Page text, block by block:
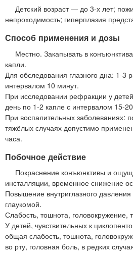
Детский возраст — до 3-х лет;
непроходимость; гиперплазия
Способ применения и дозы
Местно. Закапывать в
капли.
Для обследования глазного дна: 1-3
интервалом 10 минут.
При исследовании рефракции у
день по 1-2 капле с интервалом 15-
При воспалительных заболеваниях:
тяжёлых случаях допустимо
часа.
Побочное действие
Покраснение конъюнктивы и
инсталляции, временное снижение
Повышение внутриглазного
глаукомой.
Слабость, тошнота, головокружение,
У детей, чувствительных к
общая слабость, тошнота,
во рту, головная боль, в редких